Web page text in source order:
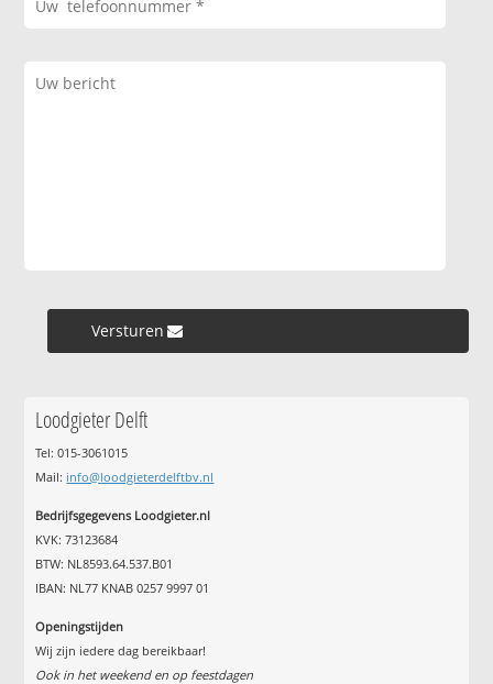
Versturen »
Loodgieter Delft
Tel: 015-3061015
Mail: info@loodgieterdelftbv.nl
Bedrijfsgegevens Loodgieter.nl
KVK: 73123684
BTW: NL8593.64.537.B01
IBAN: NL77 KNAB 0257 9997 01
Openingstijden
Wij zijn iedere dag bereikbaar!
Ook in het weekend en op feestdagen